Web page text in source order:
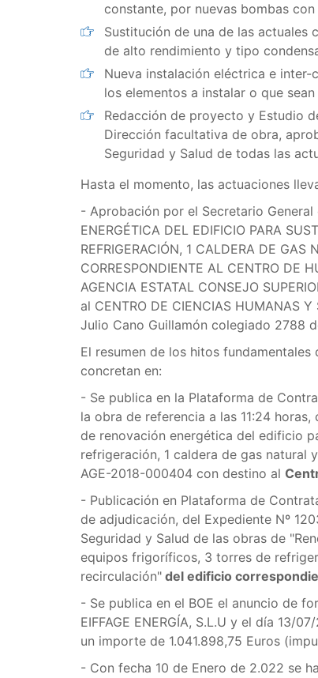
constante, por nuevas bombas
Sustitución de una de las actuales
de alto rendimiento y tipo
Nueva instalación eléctrica e
los elementos a instalar o que
Redacción de proyecto y Estudio
Dirección facultativa de obra,
Seguridad y Salud de todas las
Hasta el momento, las actuaciones
- Aprobación por el Secretario General
ENERGÉTICA DEL EDIFICIO PARA
REFRIGERACIÓN, 1 CALDERA DE GAS
CORRESPONDIENTE AL CENTRO DE
AGENCIA ESTATAL CONSEJO
al CENTRO DE CIENCIAS HUMANAS
Julio Cano Guillamón colegiado 2788
El resumen de los hitos
concretan en:
- Se publica en la Plataforma de
la obra de referencia a las 11:24
de renovación energética del edificio
refrigeración, 1 caldera de gas natural
AGE-2018-000404 con destino al
- Publicación en Plataforma de
de adjudicación, del Expediente Nº
Seguridad y Salud de las obras de
equipos frigoríficos, 3 torres de
recirculación" del edificio
- Se publica en el BOE el anuncio de
EIFFAGE ENERGÍA, S.L.U y el día 13/
un importe de 1.041.898,75 Euros
- Con fecha 10 de Enero de 2.022 se